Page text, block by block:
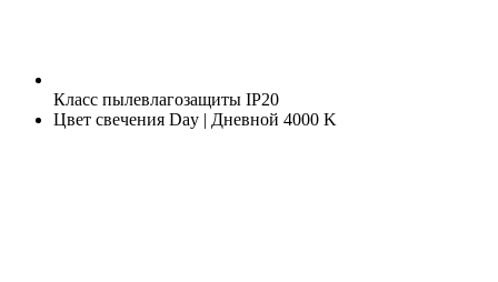
Класс пылевлагозащиты IP20
Цвет свечения Day | Дневной 4000 K